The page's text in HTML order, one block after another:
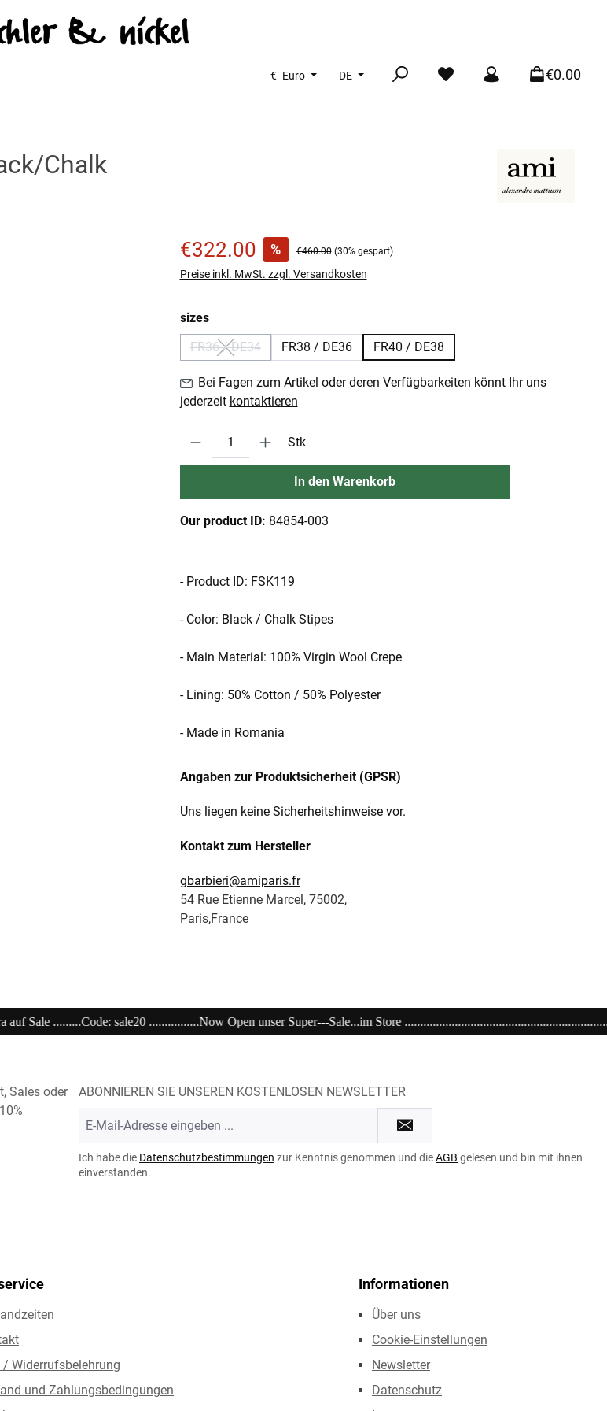
€ Euro DE €0.00
Chalk
Verkaufspreis:
€322.00 % Regulärer Preis:
€460.00 (30% gespart)
Preise inkl. MwSt. zzgl. Versandkosten
sizesauswählen
FR36 / DE34
(Diese Option ist zurzeit nicht verfügbar.)
FR38 / DE36 FR40 / DE38
Bei Fagen zum Artikel oder deren Verfügbarkeiten könnt Ihr uns
jederzeit kontaktieren
Produkt Anzahl: Gib den gewünschten Wert ein oder benutze die Schaltflächen um die
Stk
In den Warenkorb
Our product ID: 84854-003
- Product ID: FSK119
- Color: Black / Chalk Stipes
- Main Material: 100% Virgin Wool Crepe
- Lining: 50% Cotton / 50% Polyester
- Made in Romania
Angaben zur Produktsicherheit (GPSR)
Uns liegen keine Sicherheitshinweise vor.
Kontakt zum Hersteller
gbarbieri@amiparis.fr
54 Rue Etienne Marcel, 75002,
Paris,France
Open unser Super---Sale...im Store
Sales oder
ABONNIEREN SIE UNSEREN KOSTENLOSEN NEWSLETTER
Mail-
*
Ich habe die Datenschutzbestimmungen zur Kenntnis genommen und dieAGB gelesen und bin mit ihnen
einverstanden.
/ Widerrufsbelehrung
und Zahlungsbedingungen
Informationen
Über uns
Cookie-Einstellungen
Newsletter
Datenschutz